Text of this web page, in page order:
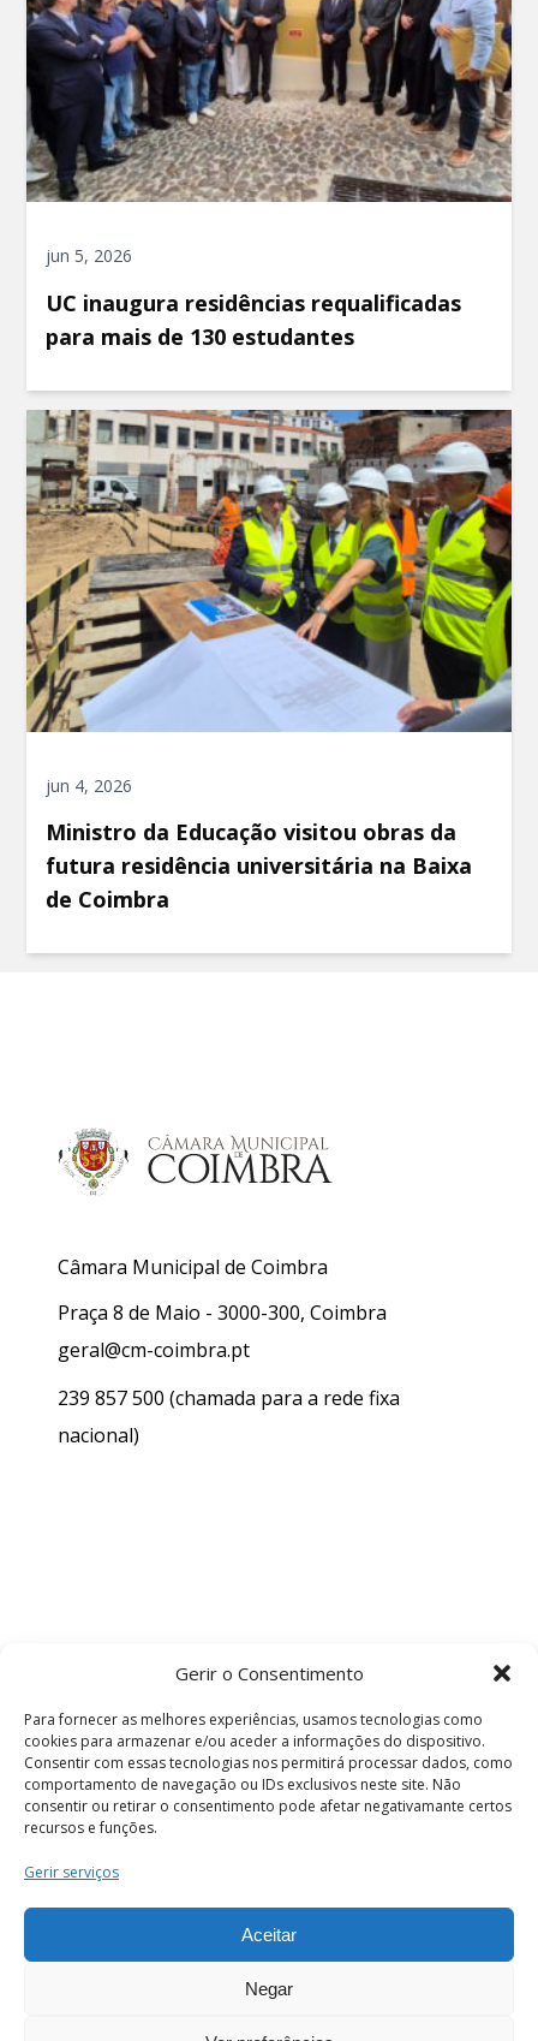
Gerir o Consentimento
Para fornecer as melhores experiências, usamos tecnologias como
cookies para armazenar e/ou aceder a informações do dispositivo.
Consentir com essas tecnologias nos permitirá processar dados, como
comportamento de navegação ou IDs exclusivos neste site. Não
consentir ou retirar o consentimento pode afetar negativamante certos
recursos e funções.
Gerir serviços
Aceitar
Negar
jun 5, 2026
UC inaugura residências requalificadas
para mais de 130 estudantes
jun 4, 2026
Ministro da Educação visitou obras da
futura residência universitária na Baixa
de Coimbra
Câmara Municipal de Coimbra
Praça 8 de Maio - 3000-300, Coimbra
geral@cm-coimbra.pt
239 857 500 (chamada para a rede fixa
nacional)
Termos e Condições
os direitos reservados.